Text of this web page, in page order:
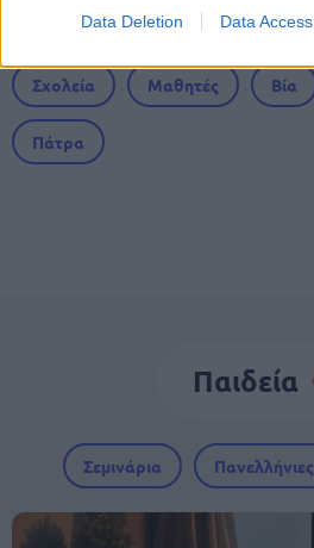
Data Deletion Data Access
Σχολεία Μαθητές Βία
Πάτρα
Παιδεία
Σεμινάρια Πανελλήνιες